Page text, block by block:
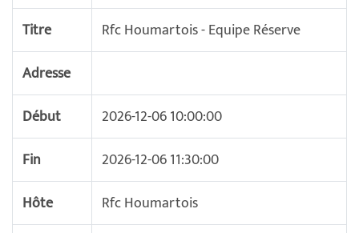
Titre
Rfc Houmartois - Equipe Réserve
Adresse
Début
2026-12-06 10:00:00
Fin
2026-12-06 11:30:00
Hôte
Rfc Houmartois